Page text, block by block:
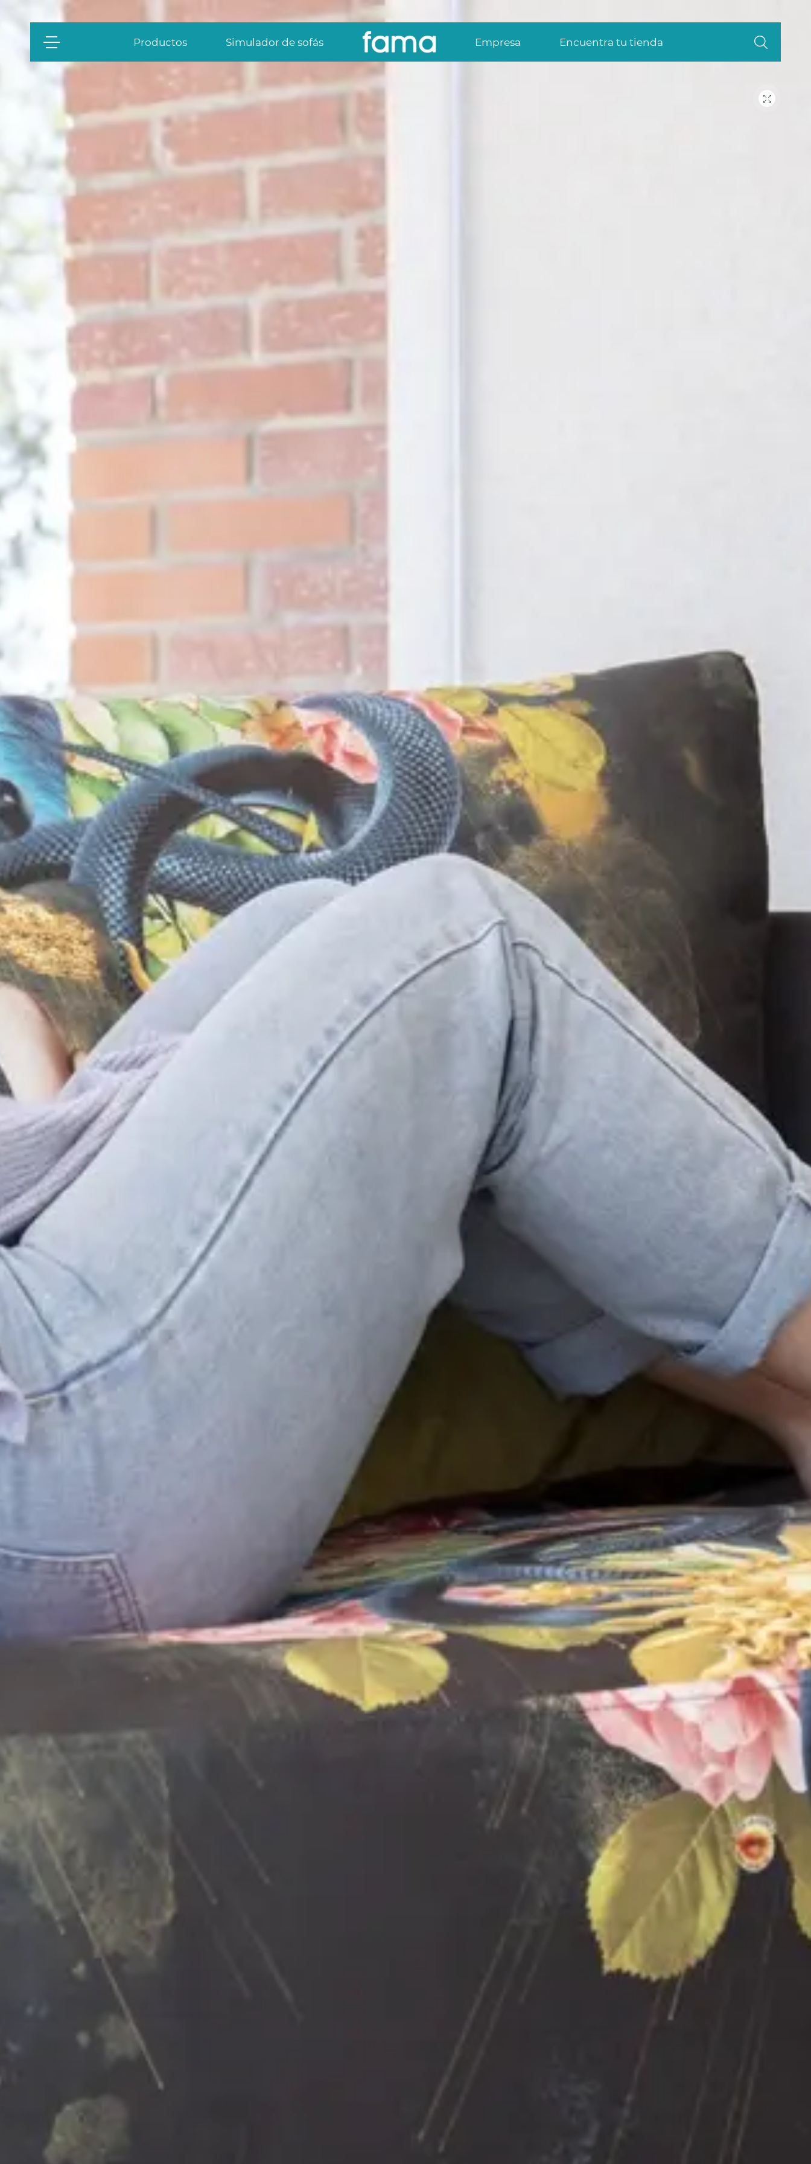
Productos Simulador de sofás Empresa Encuentra tu tienda